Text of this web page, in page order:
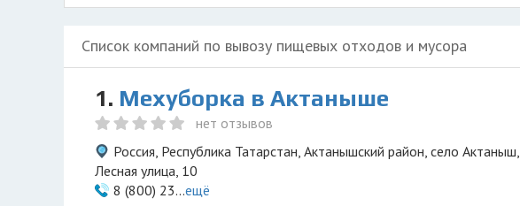
Список компаний по вывозу пищевых отходов и мусора
1. Мехуборка в Актаныше
нет отзывов
Россия, Республика Татарстан, Актанышский район, село Актаныш,
Лесная улица, 10
8 (800) 23...ещё